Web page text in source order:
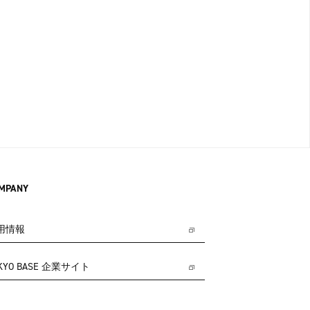
情報
BASE 企業サイト